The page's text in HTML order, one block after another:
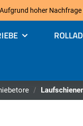
Aufgrund hoher Nachfrage